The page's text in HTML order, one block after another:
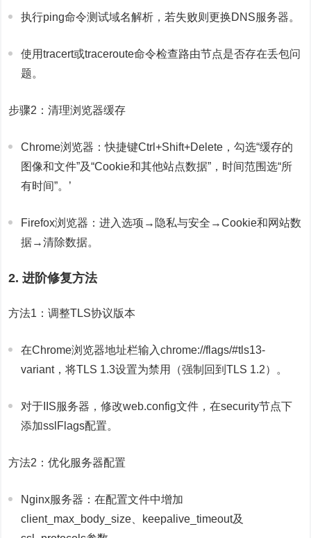
执行ping命令测试域名解析，若失败则更换DNS服务器。
使用tracert或traceroute命令检查路由节点是否存在丢包问
题。
步骤2：清理浏览器缓存
Chrome浏览器：快捷键Ctrl+Shift+Delete，勾选“缓存的
图像和文件”及“Cookie和其他站点数据”，时间范围选“所
有时间”。’
Firefox浏览器：进入选项→隐私与安全→Cookie和网站数
据→清除数据。
2. 进阶修复方法
方法1：调整TLS协议版本
在Chrome浏览器地址栏输入chrome://flags/#tls13-
variant，将TLS 1.3设置为禁用（强制回到TLS 1.2）。
对于IIS服务器，修改web.config文件，在security节点下
添加sslFlags配置。
方法2：优化服务器配置
Nginx服务器：在配置文件中增加
client_max_body_size、keepalive_timeout及